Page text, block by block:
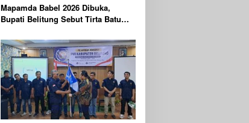
Mapamda Babel 2026 Dibuka,
Bupati Belitung Sebut Tirta Batu